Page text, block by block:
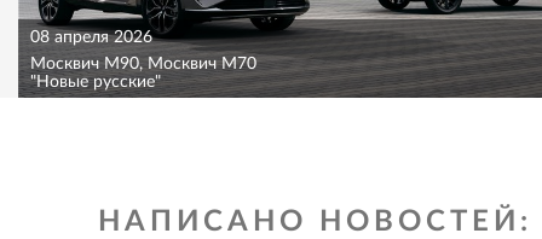
08 апреля 2026
Москвич M90, Москвич M70
"Новые русские"
НАПИСАНО НОВОСТЕЙ: